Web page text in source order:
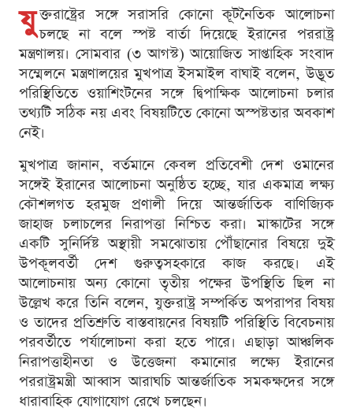
যু ক্তরাষ্ট্রের সঙ্গে সরাসরি কোনো কূটনৈতিক আলোচনা
চলছে না বলে স্পষ্ট বার্তা দিয়েছে ইরানের পররাষ্ট্র
মন্ত্রণালয়। সোমবার (৩ আগস্ট) আয়োজিত সাপ্তাহিক সংবাদ
সম্মেলনে মন্ত্রণালয়ের মুখপাত্র ইসমাইল বাঘাই বলেন, উদ্ভূত
পরিস্থিতিতে ওয়াশিংটনের সঙ্গে দ্বিপাক্ষিক আলোচনা চলার
তথ্যটি সঠিক নয় এবং বিষয়টিতে কোনো অস্পষ্টতার অবকাশ
নেই।
মুখপাত্র জানান, বর্তমানে কেবল প্রতিবেশী দেশ ওমানের
সঙ্গেই ইরানের আলোচনা অনুষ্ঠিত হচ্ছে, যার একমাত্র লক্ষ্য
কৌশলগত হরমুজ প্রণালী দিয়ে আন্তর্জাতিক বাণিজ্যিক
জাহাজ চলাচলের নিরাপত্তা নিশ্চিত করা। মাস্কাটের সঙ্গে
একটি সুনির্দিষ্ট অস্থায়ী সমঝোতায় পৌঁছানোর বিষয়ে দুই
উপকূলবর্তী দেশ গুরুত্বসহকারে কাজ করছে। এই
আলোচনায় অন্য কোনো তৃতীয় পক্ষের উপস্থিতি ছিল না
উল্লেখ করে তিনি বলেন, যুক্তরাষ্ট্র সম্পর্কিত অপরাপর বিষয়
ও তাদের প্রতিশ্রুতি বাস্তবায়নের বিষয়টি পরিস্থিতি বিবেচনায়
পরবর্তীতে পর্যালোচনা করা হতে পারে। এছাড়া আঞ্চলিক
নিরাপত্তাহীনতা ও উত্তেজনা কমানোর লক্ষ্যে ইরানের
পররাষ্ট্রমন্ত্রী আব্বাস আরাঘচি আন্তর্জাতিক সমকক্ষদের সঙ্গে
ধারাবাহিক যোগাযোগ রেখে চলছেন।